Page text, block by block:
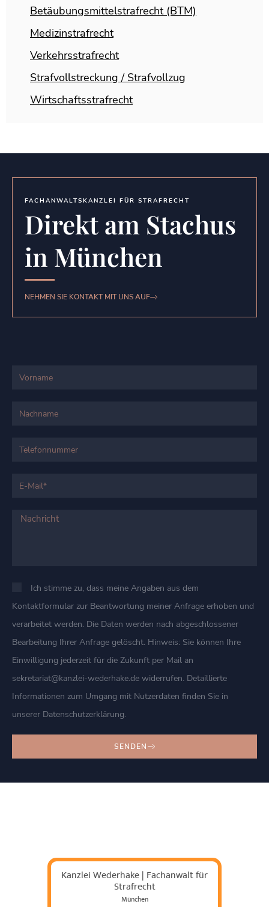
Betäubungsmittelstrafrecht (BTM)
Medizinstrafrecht
Verkehrsstrafrecht
Strafvollstreckung / Strafvollzug
Wirtschaftsstrafrecht
FACHANWALTSKANZLEI FÜR STRAFRECHT
Direkt am Stachus
in München
NEHMEN SIE KONTAKT MIT UNS AUF
Ich stimme zu, dass meine Angaben aus dem
Kontaktformular zur Beantwortung meiner Anfrage erhoben und
verarbeitet werden. Die Daten werden nach abgeschlossener
Bearbeitung Ihrer Anfrage gelöscht. Hinweis: Sie können Ihre
Einwilligung jederzeit für die Zukunft per Mail an
sekretariat@kanzlei-wederhake.de widerrufen. Detaillierte
Informationen zum Umgang mit Nutzerdaten finden Sie in
unserer Datenschutzerklärung.
SENDEN
Kanzlei Wederhake | Fachanwalt für
Strafrecht
München